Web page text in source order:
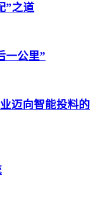
”之道
一公里”
迈向智能投料的